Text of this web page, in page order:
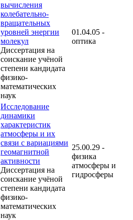
вычисления
колебательно-
вращательных
уровней энергии
молекул
Диссертация на
соискание учёной
степени кандидата
физико-
математических
наук
01.04.05 -
оптика
Исследование
динамики
характеристик
атмосферы и их
связи с вариациями
геомагнитной
активности
Диссертация на
соискание учёной
степени кандидата
физико-
математических
наук
25.00.29 -
физика
атмосферы и
гидросферы